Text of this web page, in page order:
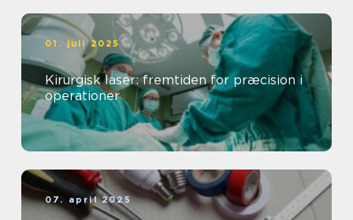
01. juli 2025
Kirurgisk laser: fremtiden for præcision i
operationer
07. april 2025